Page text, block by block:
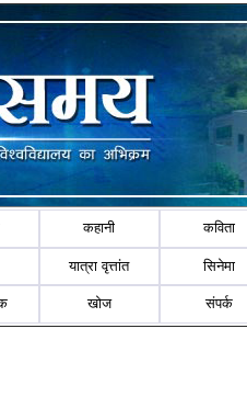
कहानी कविता
यात्रा वृत्तांत सिनेमा
खोज संपर्क